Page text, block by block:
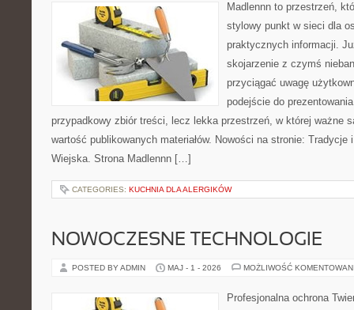
Madlennn to przestrzeń,
stylowy punkt w sieci dla
praktycznych informacji.
skojarzenie z czymś
przyciągać uwagę
podejście do
przypadkowy zbiór treści, lecz lekka przestrzeń, w której ważne
wartość publikowanych materiałów. Nowości na stronie: Tradycje
Wiejska. Strona Madlennn […]
CATEGORIES: KUCHNIA DLA ALERGIKÓW
NOWOCZESNE TECHNOLOGIE
POSTED BY ADMIN MAJ - 1 - 2026 MOŻLIWOŚĆ
Profesjonalna ochrona